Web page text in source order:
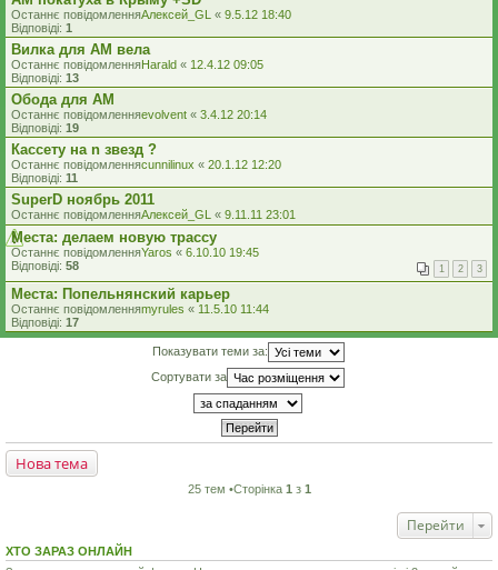
Останнє повідомленняАлексей_GL « 9.5.12 18:40
Відповіді: 1
Вилка для АМ вела
Останнє повідомленняHarald « 12.4.12 09:05
Відповіді: 13
Обода для АМ
Останнє повідомленняevolvent « 3.4.12 20:14
Відповіді: 19
Кассету на n звезд ?
Останнє повідомленняcunnilinux « 20.1.12 12:20
Відповіді: 11
SuperD ноябрь 2011
Останнє повідомленняАлексей_GL « 9.11.11 23:01
Места: делаем новую трассу
Останнє повідомленняYaros « 6.10.10 19:45
Відповіді: 58 1 2 3
Места: Попельнянский карьер
Останнє повідомленняmyrules « 11.5.10 11:44
Відповіді: 17
Показувати теми за:
Сортувати за
Нова тема
25 тем •Сторінка 1 з 1
Перейти
ХТО ЗАРАЗ ОНЛАЙН